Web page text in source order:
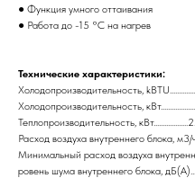
● Функция умного оттаивания
● Работа до -15 °C на нагрев
Технические характеристики:
Холодопроизводительность,
Холодопроизводительность,
Теплопроизводительность,
Расход воздуха внутреннего блока,
Минимальный расход воздуха
ровень шума внутреннего блока,